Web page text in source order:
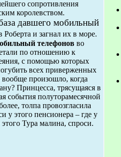
сопротивления
королевством.
давшего мобильный
Роберта и загнал их в море.
телефонов во
по отношению к
с помощью которых
всех приверженных
произошло, когда
Принцесса, трясущаяся в
события полуторамесячной
толпа провозгласила
у этого пенсионера – где у
Тура малина, спроси.